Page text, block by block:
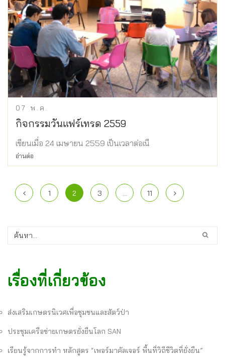
07 พ.ค.
กิจกรรมวันแฟร์เทรด 2559
เขียนเมื่อ 24 เมษายน 2559 เป็นเวลาต่อเนื
อ่านต่อ
1 2 3 … 11
เรื่องที่เกี่ยวข้อง
ส่งเสริมเกษตรนิเวศเพื่อชุมชนและสัตว์ป่า
ประชุมเครือข่ายเกษตรยั่งยืนโลก SAN
เรียนรู้จากการทำ หลักสูตร “เพอร์มาคัลเจอร์ พื้นที่วิถีชีวิตที่ยั่งยืน”